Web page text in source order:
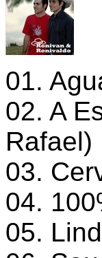
01.
02. A
Rafael)
03.
04.
05.